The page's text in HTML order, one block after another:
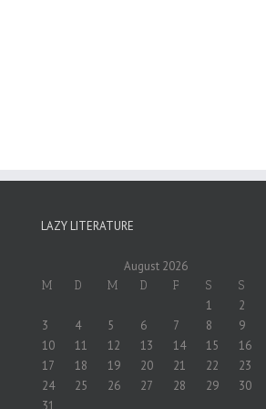
LAZY LITERATURE
August 2026
M D M D F S S
1
2
3
4 5 6 7 8
9
10
11 12 13 14 15
16
17
18 19 20 21 22
23
24
25 26 27 28 29
30
31